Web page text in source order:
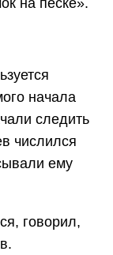
начала
следить
числился
ему
говорил,